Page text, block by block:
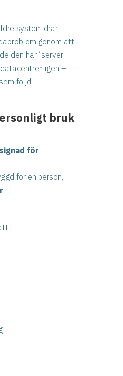
system drar
genom att
den här “server-
igen –
följd.
bruk
för
för en person,
.